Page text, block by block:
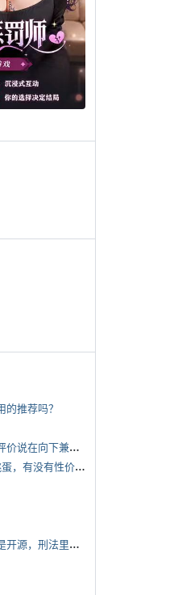
推荐吗？
*
投入了很多精力经营的一段感情，被女方评价说在向下兼容我，感觉有点破防
*
想请教有经验的蛋友，想给媳妇7夕买个跳蛋，有没有性价比高的推荐
*
有啥搞钱的路子吗，开源节流都行，主要是开源，刑法里的咱不做